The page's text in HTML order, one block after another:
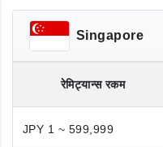
Singapore
रेमिट्यान्स रकम
JPY 1 ~ 599,999